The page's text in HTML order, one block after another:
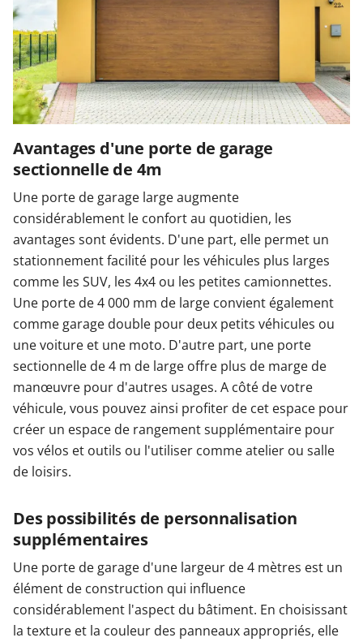
Avantages d'une porte de garage
sectionnelle de 4m
Une porte de garage large augmente
considérablement le confort au quotidien, les
avantages sont évidents. D'une part, elle permet un
stationnement facilité pour les véhicules plus larges
comme les SUV, les 4x4 ou les petites camionnettes.
Une porte de 4 000 mm de large convient également
comme garage double pour deux petits véhicules ou
une voiture et une moto. D'autre part, une porte
sectionnelle de 4 m de large offre plus de marge de
manœuvre pour d'autres usages. A côté de votre
véhicule, vous pouvez ainsi profiter de cet espace pour
créer un espace de rangement supplémentaire pour
vos vélos et outils ou l'utiliser comme atelier ou salle
de loisirs.
Des possibilités de personnalisation
supplémentaires
Une porte de garage d'une largeur de 4 mètres est un
élément de construction qui influence
considérablement l'aspect du bâtiment. En choisissant
la texture et la couleur des panneaux appropriés, elle